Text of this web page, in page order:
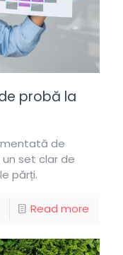
probă la
de
set clar de
părți.
Read more